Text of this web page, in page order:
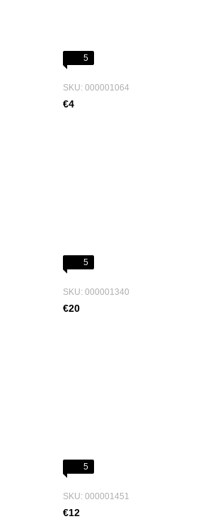
5
SKU: 000001064
€4
5
SKU: 000001340
€20
5
SKU: 000001451
€12